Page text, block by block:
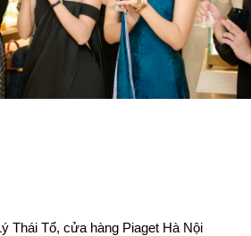
Thái Tổ, cửa hàng Piaget Hà Nội